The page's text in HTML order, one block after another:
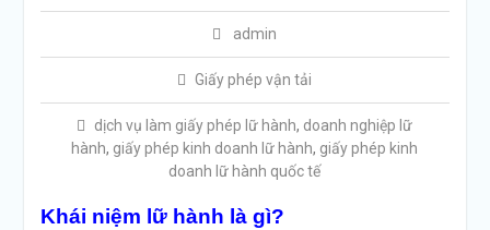
admin
Giấy phép vận tải
dịch vụ làm giấy phép lữ hành, doanh nghiệp lữ
hành, giấy phép kinh doanh lữ hành, giấy phép kinh
doanh lữ hành quốc tế
Khái niệm lữ hành là gì?